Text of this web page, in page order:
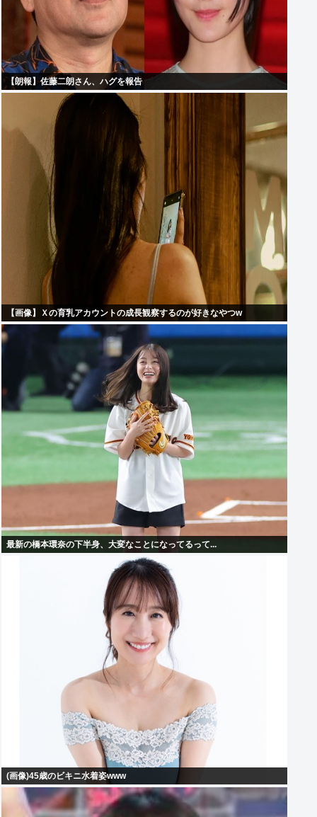
【朗報】佐藤二朗さん、ハグを報告
【画像】Ｘの育乳アカウントの成長観察するのが好きなやつw
最新の橋本環奈の下半身、大変なことになってるって...
(画像)45歳のビキニ水着姿www